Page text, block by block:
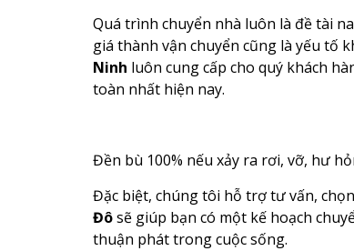
Quá trình chuyển nhà luôn là đề tài
giá thành vận chuyển cũng là yếu tố
Ninh luôn cung cấp cho quý khách
toàn nhất hiện nay.
Đền bù 100% nếu xảy ra rơi, vỡ, hư
Đặc biệt, chúng tôi hỗ trợ tư vấn,
Đôsẽ giúp bạn có một kế hoạch
thuận phát trong cuộc sống.